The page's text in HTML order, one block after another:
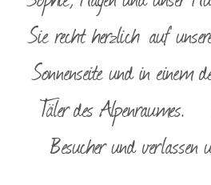
Sie recht herzlich auf
Sonnenseite und in einem
Täler des
Besucher und verlassen